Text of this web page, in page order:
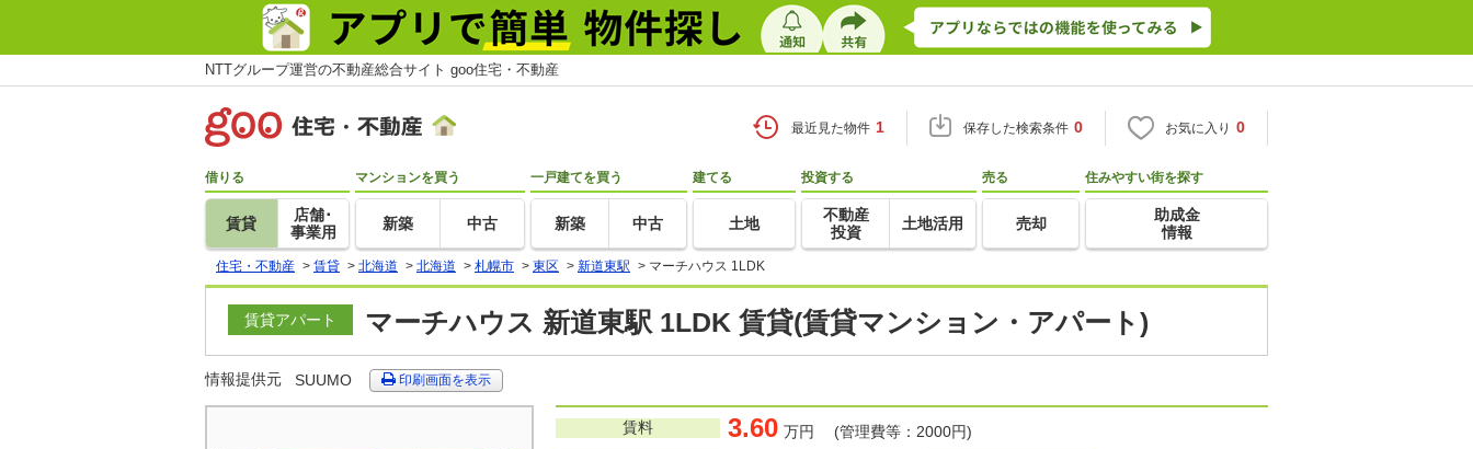
NTTグループ運営の不動産総合サイト goo住宅・不動産
最近見た物件 1 保存した検索条件 0 お気に入り 0
借りる
賃貸
店舗･
事業用
マンションを買う
新築 中古
一戸建てを買う
新築 中古
建てる
土地
投資する
不動産
投資
土地活用
売る
売却
住みやすい街を探す
助成金
情報
住宅・不動産 > 賃貸 > 北海道 > 北海道 > 札幌市 > 東区 > 新道東駅 > マーチハウス 1LDK
賃貸アパート マーチハウス 新道東駅 1LDK 賃貸(賃貸マンション・アパート)
情報提供元 SUUMO 印刷画面を表示
賃料 3.60 万円 (管理費等：2000円)